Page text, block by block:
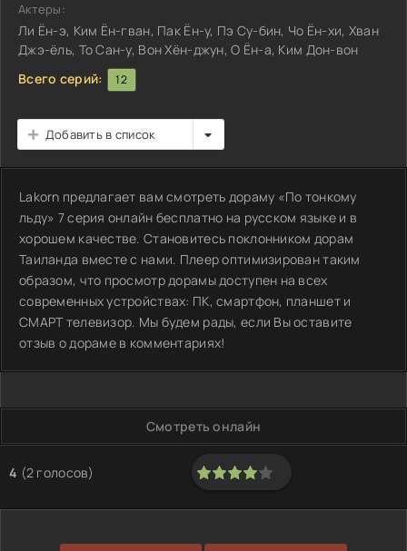
Актеры:
Ли Ён-э, Ким Ён-гван, Пак Ён-у, Пэ Су-бин, Чо Ён-хи, Хван
Джэ-ёль, То Сан-у, Вон Хён-джун, О Ён-а, Ким Дон-вон
Всего серий:
12
Добавить в список
Lakorn предлагает вам смотреть дораму «По тонкому
льду» 7 серия онлайн бесплатно на русском языке и в
хорошем качестве. Становитесь поклонником дорам
Таиланда вместе с нами. Плеер оптимизирован таким
образом, что просмотр дорамы доступен на всех
современных устройствах: ПК, смартфон, планшет и
СМАРТ телевизор. Мы будем рады, если Вы оставите
отзыв о дораме в комментариях!
Смотреть онлайн
4 (2 голосов)
80